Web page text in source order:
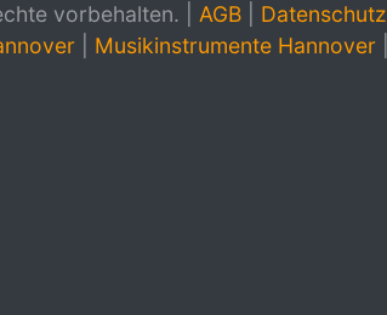
vorbehalten. AGB| Datenschutz
Musikinstrumente Hannover